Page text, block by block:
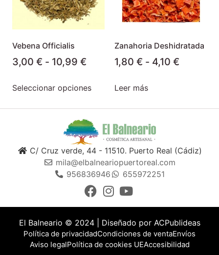
Vebena Officialis
3,00 € - 10,99 €
Seleccionar opciones
Zanahoria Deshidratada
1,80 € - 4,10 €
Leer más
C/ Cruz verde, 44 - 11510. Puerto Real (Cádiz)
mila@elbalneariopuertoreal.com
956836946
655972251
El Balneario © 2024 | Diseñado por ACPublideas
Política de privacidadCondiciones de ventaEnvíos
Aviso legalPolítica de cookies UEAccesibilidad